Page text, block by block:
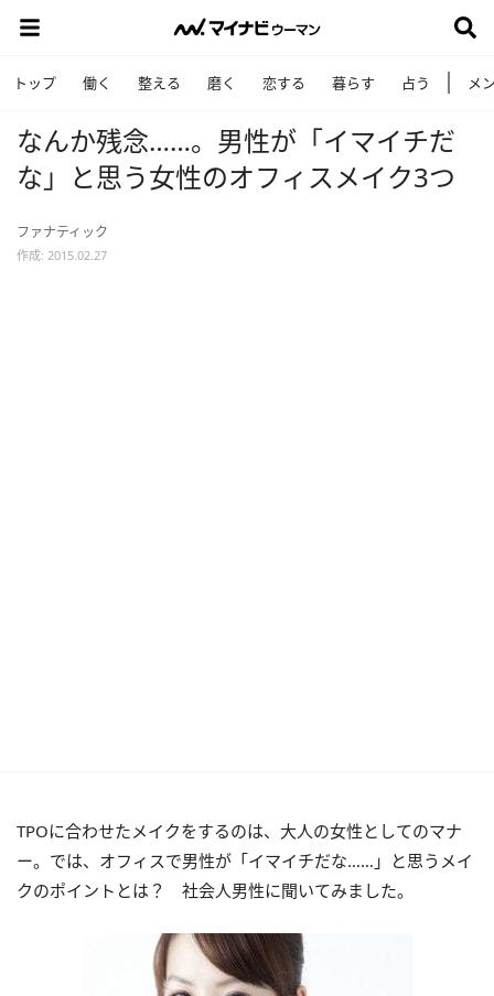
トップ 働く 整える 磨く 恋する 暮らす 占う メ
なんか残念……。男性が「イマイチだ
な」と思う女性のオフィスメイク3つ
ファナティック
作成: 2015.02.27
TPOに合わせたメイクをするのは、大人の女性としてのマナ
ー。では、オフィスで男性が「イマイチだな……」と思うメイ
クのポイントとは？ 社会人男性に聞いてみました。